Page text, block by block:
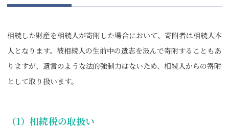
相続した財産を相続人が寄附した場合において、寄附者は相続人本
人となります。被相続人の生前中の遺志を汲んで寄附することもあ
りますが、遺言のような法的強制力はないため、相続人からの寄附
として取り扱います。
（1）相続税の取扱い